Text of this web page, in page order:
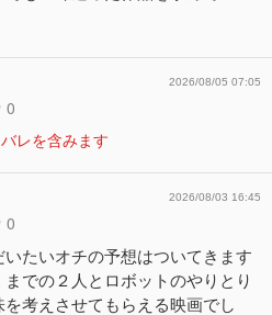
0
2026/08/05 07:05
レを含みます
0
2026/08/03 16:45
たいオチの予想はついてきます
での２人とロボットのやりとり
考えさせてもらえる映画でし